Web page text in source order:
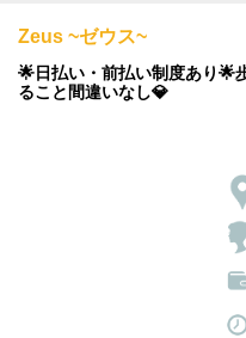
Zeus ~ゼウス~
🌟日払い・前払い制度あり🌟
ること間違いなし💎